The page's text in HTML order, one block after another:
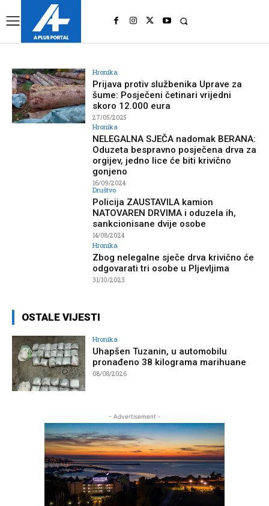
Hronika
Prijava protiv službenika Uprave za
šume: Posječeni četinari vrijedni
skoro 12.000 eura
27/05/2025
Hronika
NELEGALNA SJEČA nadomak BERANA:
Oduzeta bespravno posječena drva za
orgijev, jedno lice će biti krivično
gonjeno
16/09/2024
Društvo
Policija ZAUSTAVILA kamion
NATOVAREN DRVIMA i oduzela ih,
sankcionisane dvije osobe
14/08/2024
Hronika
Zbog nelegalne sječe drva krivično će
odgovarati tri osobe u Pljevljima
31/10/2023
OSTALE VIJESTI
Hronika
Uhapšen Tuzanin, u automobilu
pronađeno 38 kilograma marihuane
08/08/2026
- Advertisement -